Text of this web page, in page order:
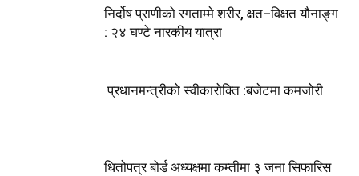
निर्दोष प्राणीको रगताम्मे शरीर, क्षत–विक्षत यौनाङ्ग
: २४ घण्टे नारकीय यात्रा
प्रधानमन्त्रीको स्वीकारोक्ति :बजेटमा कमजोरी
धितोपत्र बोर्ड अध्यक्षमा कम्तीमा ३ जना सिफारिस